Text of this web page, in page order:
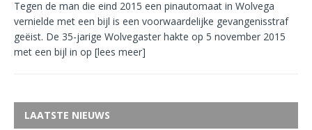
Tegen de man die eind 2015 een pinautomaat in Wolvega
vernielde met een bijl is een voorwaardelijke gevangenisstraf
geëist. De 35-jarige Wolvegaster hakte op 5 november 2015
met een bijl in op [lees meer]
LAATSTE NIEUWS